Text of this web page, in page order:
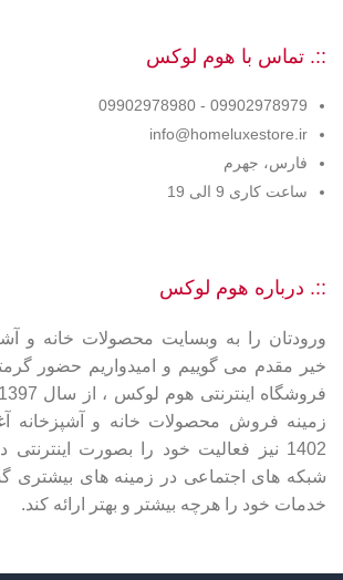
::. تماس با هوم لوکس
09902978979 - 09902978980
info@homeluxestore.ir
فارس، جهرم
ساعت کاری 9 الی 19
::. درباره هوم لوکس
ورودتان را به وبسایت محصولات خانه و
خیر مقدم می گوییم و امیدواریم حضور
زمینه فروش محصولات خانه و آشپزخانه
1402 نیز فعالیت خود را بصورت
شبکه های اجتماعی در زمینه های بیشتری
خدمات خود را هرچه بیشتر و بهتر ارائه کند.